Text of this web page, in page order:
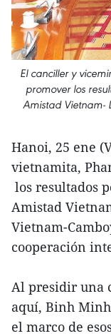
El canciller y
promover los
Amistad Vietnam-
Hanoi, 25 ene
vietnamita,
los resultados
Amistad
Vietnam-
cooperación
Al presidir una
aquí, Binh
el marco de